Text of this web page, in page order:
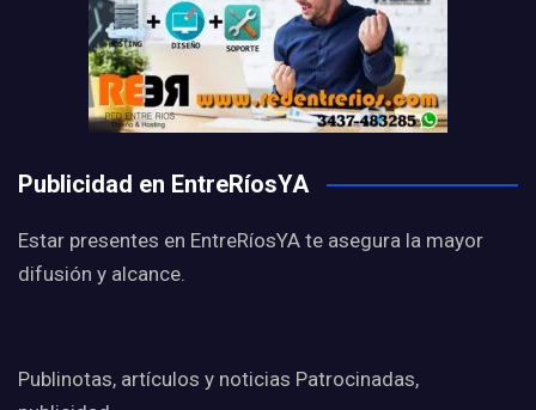
Publicidad en EntreRíosYA
Estar presentes en EntreRíosYA te asegura la mayor
difusión y alcance.
Publinotas, artículos y noticias Patrocinadas,